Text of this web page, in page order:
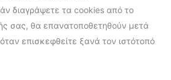
διαγράψετε τα cookies από το
σας, θα επανατοποθετηθούν μετά
επισκεφθείτε ξανά τον ιστότοπό